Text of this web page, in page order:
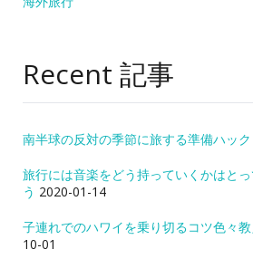
Recent 記事
南半球の反対の季節に旅する準備ハック
旅行には音楽をどう持っていくかはと
う 2020-01-14
子連れでのハワイを乗り切るコツ色々教
10-01